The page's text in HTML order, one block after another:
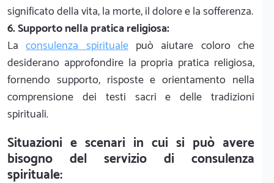
significato della vita, la morte, il dolore e la sofferenza.
6. Supporto nella pratica religiosa:
Laconsulenza spiritualepuò aiutare coloro che
desiderano approfondire la propria pratica religiosa,
fornendo supporto, risposte e orientamento nella
comprensione dei testi sacri e delle tradizioni
spirituali.
Situazioni e scenari in cui si può avere
bisogno del servizio di consulenza
spirituale: